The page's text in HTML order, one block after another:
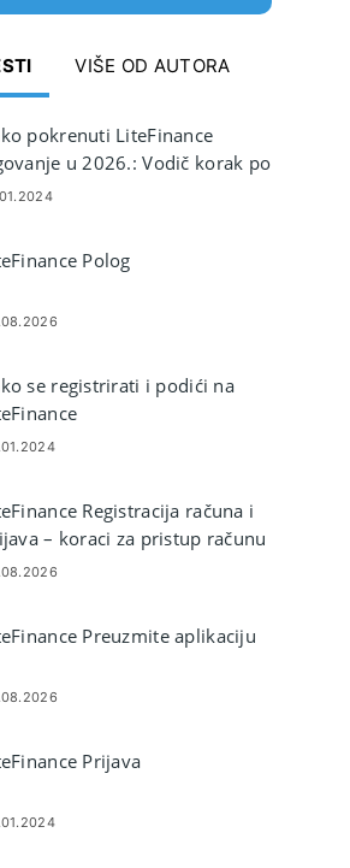
VIŠE OD AUTORA
pokrenuti LiteFinance
u 2026.: Vodič korak po
za početnike
Polog
se registrirati i podići na
Registracija računa i
– koraci za pristup računu
Preuzmite aplikaciju
Prijava